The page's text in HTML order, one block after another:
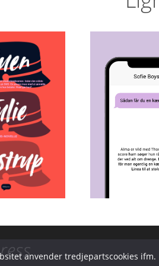
Sådan
en
Sofie
anvender tredjepartscookies